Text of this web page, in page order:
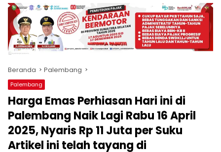
produk
antara
lain
mampu
menjadi
komunikasi
usaha
(beriklan),
fokus
pada
nasional
maupun
Beranda Palembang
Palembang
Harga Emas Perhiasan Hari ini di
Palembang Naik Lagi Rabu 16 April
2025, Nyaris Rp 11 Juta per Suku
Artikel ini telah tayang di